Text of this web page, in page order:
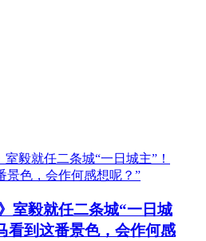
室毅就任二条城“一日城
看到这番景色，会作何感